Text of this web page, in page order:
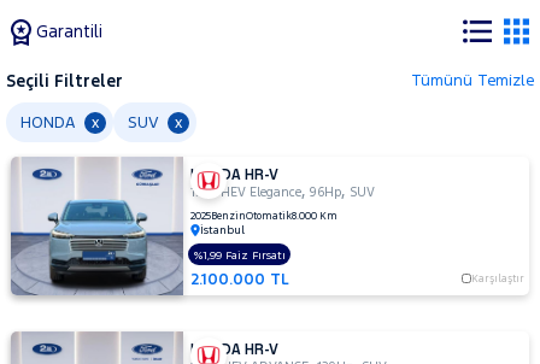
Garantili
Tüm
Araçlar
AUDI
BMC
BMW
BYD
Seçili Filtreler Tümünü Temizle
HONDA x SUV x
HONDA HR-V
1.5 e-HEV Elegance,96Hp, SUV
2025BenzinOtomatik8.000 Km
İstanbul
2.100.000 TL Karşılaştır
%1,99 Faiz Fırsatı
HONDA HR-V